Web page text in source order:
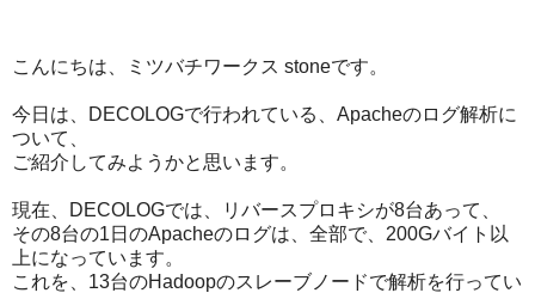
こんにちは、ミツバチワークス stoneです。
今日は、DECOLOGで行われている、Apacheのログ解析に
ついて、
ご紹介してみようかと思います。
現在、DECOLOGでは、リバースプロキシが8台あって、
その8台の1日のApacheのログは、全部で、200Gバイト以
上になっています。
これを、13台のHadoopのスレーブノードで解析を行ってい